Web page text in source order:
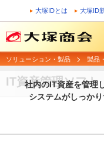
大塚IDとは 大塚ID
ソリューション・製品 製品
IT資産管理ソフト
社内のIT資産を管理
システムがしっか